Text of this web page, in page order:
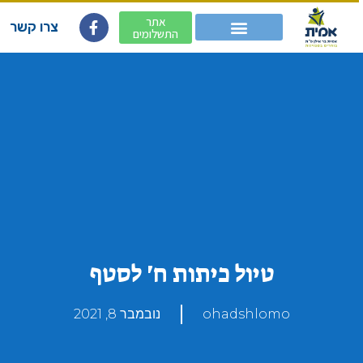
אתר
התשלומים צרו קשר
טיול כיתות ח' לסטף
ohadshlomo נובמבר 8, 2021